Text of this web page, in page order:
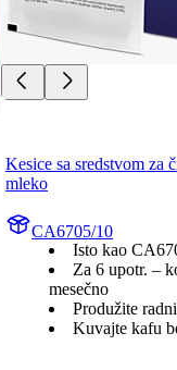
Kesice sa sredstvom za
mleko
CA6705/10
Isto kao
Za 6 upotr. –
mesečno
Produžite
Kuvajte kafu